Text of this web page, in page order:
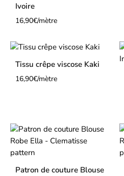
Ivoire
16,90€/mètre
Tissu crêpe viscose Kaki
16,90€/mètre
Patron de couture Blouse